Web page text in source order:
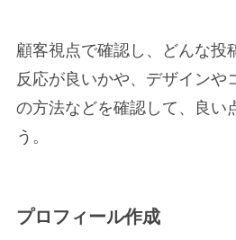
顧客視点で確認し、どんな投
反応が良いかや、デザインや
の方法などを確認して、良い
う。
プロフィール作成